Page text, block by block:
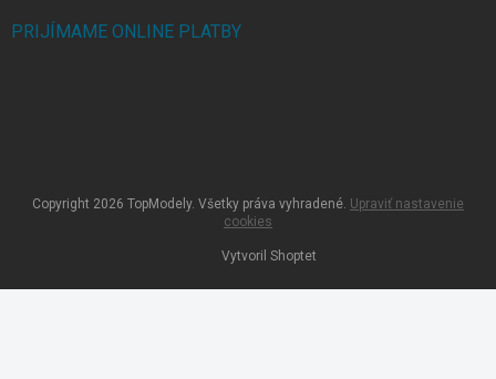
PRIJÍMAME ONLINE PLATBY
Vytvoril Shoptet
Copyright 2026 TopModely. Všetky práva vyhradené. Upraviť nastavenie
cookies